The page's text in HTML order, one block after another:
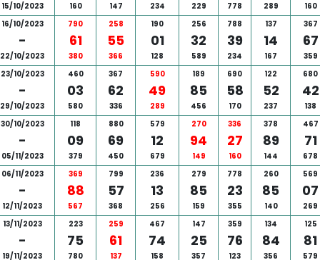
15/10/2023 160 147 234 229 778 289
160
16/10/2023
-
22/10/2023
790
61
380
258
55
366
190
01
128
256
32
589
788
39
234
137
14
167
367
67
359
23/10/2023
-
29/10/2023
460
03
580
367
62
336
590
49
289
189
85
456
690
58
170
122
52
237
680
42
138
30/10/2023
-
05/11/2023
118
09
379
880
69
450
579
12
679
270
94
149
336
27
160
378
89
144
467
71
678
06/11/2023
-
12/11/2023
369
88
567
799
57
368
236
13
256
279
85
159
778
23
355
260
85
140
569
07
269
13/11/2023
-
19/11/2023
223
75
780
259
61
137
467
74
158
147
25
357
359
76
123
134
84
356
125
81
579